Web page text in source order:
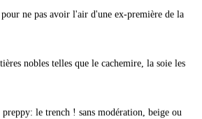
ne pas avoir l'air d'une ex-première de la
nobles telles que le cachemire, la soie les
le trench ! sans modération, beige ou